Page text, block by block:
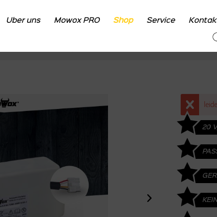
Über uns Mowox PRO Shop Service
20